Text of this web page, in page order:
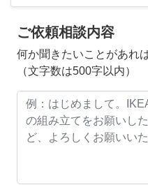
ご依頼相談内容
何か聞きたいことがあれ
（文字数は500字以内）